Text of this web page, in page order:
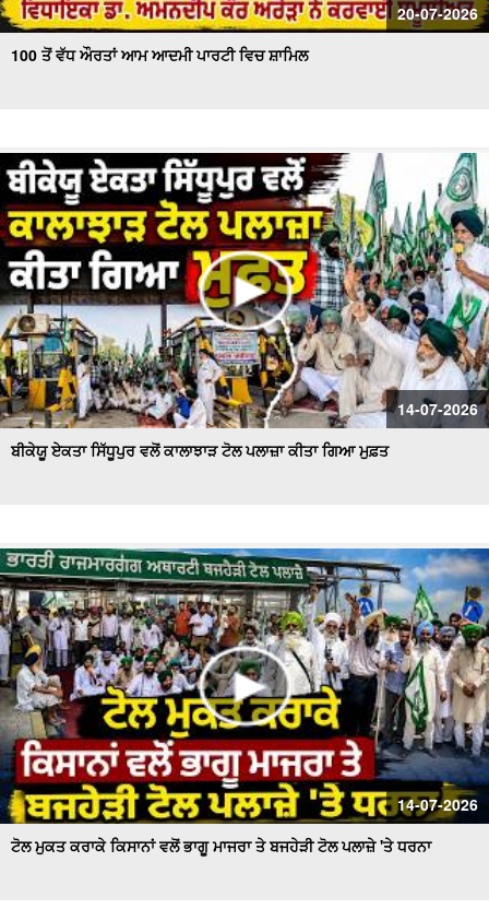
20-07-2026
100 ਤੋਂ ਵੱਧ ਔਰਤਾਂ ਆਮ ਆਦਮੀ ਪਾਰਟੀ ਵਿਚ ਸ਼ਾਮਿਲ
14-07-2026
ਬੀਕੇਯੂ ਏਕਤਾ ਸਿੱਧੂਪੁਰ ਵਲੋਂ ਕਾਲਾਝਾੜ ਟੋਲ ਪਲਾਜ਼ਾ ਕੀਤਾ ਗਿਆ ਮੁਫ਼ਤ
14-07-2026
ਟੋਲ ਮੁਕਤ ਕਰਾਕੇ ਕਿਸਾਨਾਂ ਵਲੋਂ ਭਾਗੂ ਮਾਜਰਾ ਤੇ ਬਜਹੇੜੀ ਟੋਲ ਪਲਾਜ਼ੇ 'ਤੇ ਧਰਨਾ